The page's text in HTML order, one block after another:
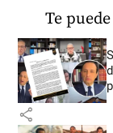
Te
share